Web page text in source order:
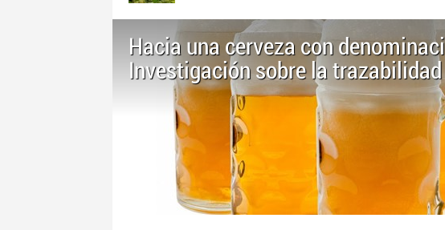
Hacia una cerveza con
Investigación sobre la